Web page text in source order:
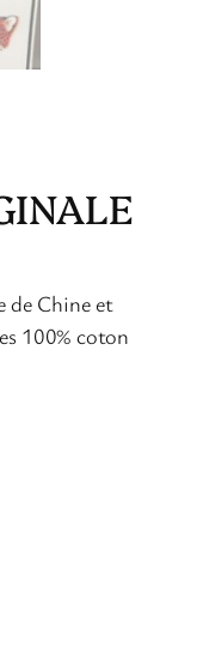
de Chine et
100% coton